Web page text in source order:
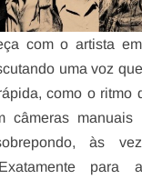
com o artista
uma voz
como o ritmo
câmeras
às
para